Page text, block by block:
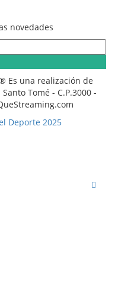
novedades
Es una realización de
Tomé - C.P.3000 -
Deporte 2025